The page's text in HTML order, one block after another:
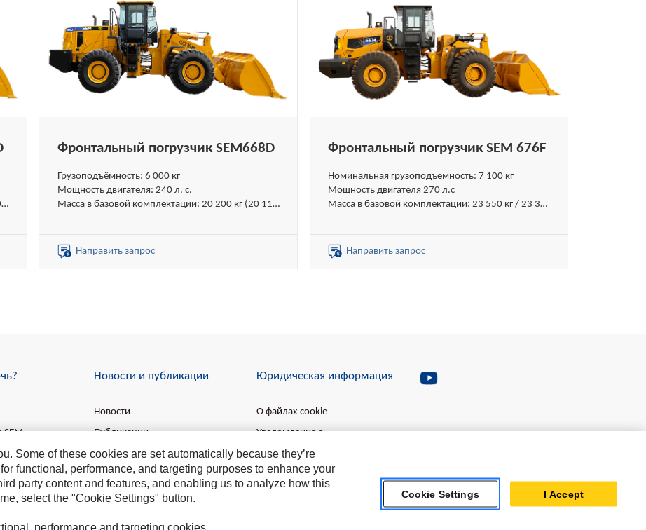
Фронтальный погрузчик SEM668D
Грузоподъёмность: 6 000 кг
Мощность двигателя: 240 л. с.
Масса в базовой комплектации: 20 200 кг (20 117
Объём стандартного ковша: 3,5 м³
Объёмы специальных ковшей: 2,9 – 5,5 м³
Направить запрос
Фронтальный погрузчик SEM 676F
Номинальная грузоподъемность: 7 100 кг
Мощность двигателя 270 л.с
Масса в базовой комплектации: 23 550 кг / 23 35
Направить запрос
SEM
Новости и публикации
Новости
Публикации
Юридическая информация
О файлах cookie
Уведомление о
конфиденциальности
Условия использования сайта
Some of these cookies are set automatically because they’re
functional, performance, and targeting purposes to enhance your
party content and features, and enabling us to analyze how this
select the "Cookie Settings" button.
performance and targeting cookies.
Cookie Settings I Accept